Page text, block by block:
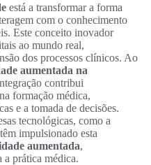
está a transformar a forma
com o conhecimento
Este conceito inovador
ao mundo real,
dos processos clínicos. Ao
aumentada na
contribui
formação médica,
e a tomada de decisões.
tecnológicas, como a
impulsionado esta
aumentada,
a prática médica.